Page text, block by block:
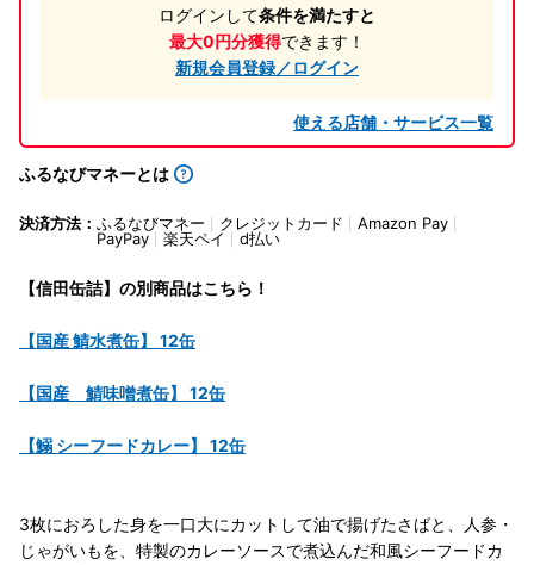
ログインして条件を満たすと
最大0円分獲得できます！
新規会員登録／ログイン
使える店舗・サービス一覧
ふるなびマネーとは
決済方法： ふるなびマネー クレジットカード
Amazon Pay
PayPay
楽天ペイ d払い
【信田缶詰】の別商品はこちら！
【国産 鯖水煮缶】 12缶
【国産 鯖味噌煮缶】 12缶
【鰯 シーフードカレー】 12缶
3枚におろした身を一口大にカットして油で揚げたさばと、人参・
じゃがいもを、特製のカレーソースで煮込んだ和風シーフードカ